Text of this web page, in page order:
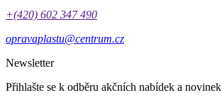
+(420) 602 347 490
opravaplastu@centrum.cz
Newsletter
Přihlašte se k odběru akčních nabídek a novinek